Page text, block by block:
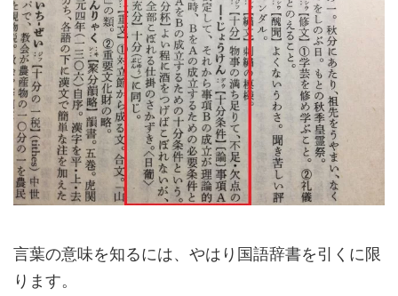
言葉の意味を知るには、やはり国語辞書を引くに限
ります。